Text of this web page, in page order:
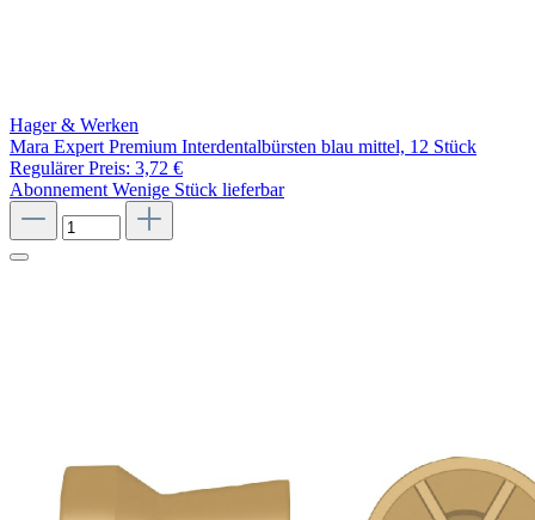
Hager & Werken
Mara Expert Premium Interdentalbürsten blau mittel, 12 Stück
Regulärer Preis: 3,72 €
Abonnement Wenige Stück lieferbar